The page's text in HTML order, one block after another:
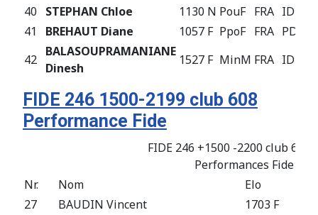
40
STEPHAN Chloe 1130 N PouF FRA IDF
41
BREHAUT Diane 1057 F PpoF FRA PDL
42
BALASOUPRAMANIANE
Dinesh
1527 F MinM FRA IDF
FIDE 246 1500-2199 club 608
Performance Fide
FIDE 246 +1500 -2200 club 608
Performances Fide
Nr.
Nom Elo
27
BAUDIN Vincent 1703 F